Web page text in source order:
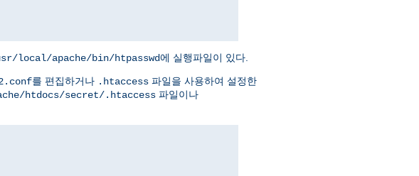
local/apache/bin/htpasswd에 실행파일이 있다.
를 편집하거나 .htaccess 파일을 사용하여 설정한
htdocs/secret/.htaccess 파일이나